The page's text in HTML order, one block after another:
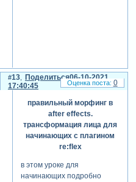
Поделиться
13
06-10-2021
17:40:45
правильный морфинг в
after effects.
трансформация лица для
начинающих с плагином
re:flex
в этом уроке для
начинающих подробно
0